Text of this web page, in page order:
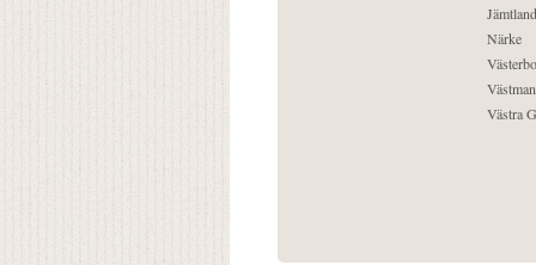
Jämtland
Närke
Västra